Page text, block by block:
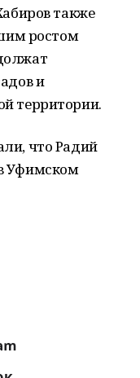
также
ростом
и
территории.
что Радий
Уфимском